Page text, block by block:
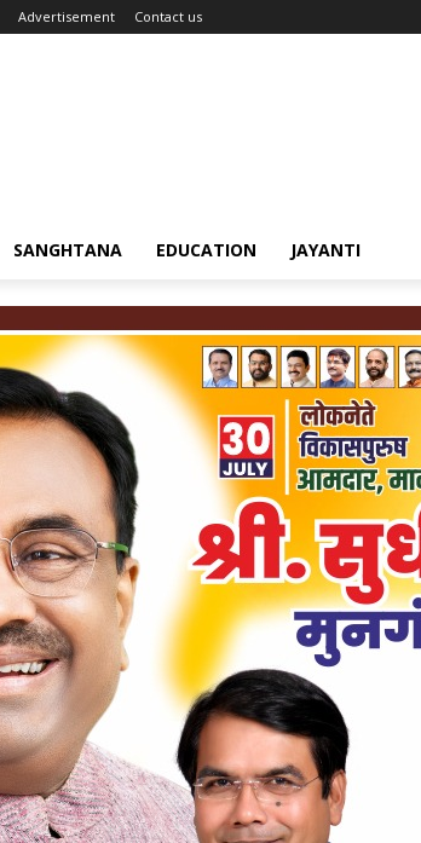
Advertisement Contact us
SANGHTANA EDUCATION JAYANTI